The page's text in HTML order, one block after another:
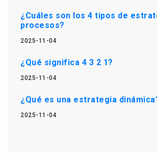
¿Cuáles son los 4 tipos de
procesos?
2025-11-04
¿Qué significa 4 3 2 1?
2025-11-04
¿Qué es una estrategia
2025-11-04